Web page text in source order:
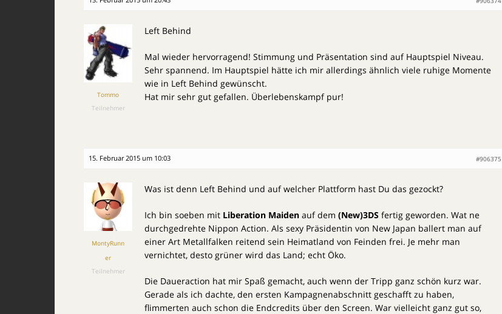
Tommo
Teilnehmer
Left Behind
Mal wieder hervorragend! Stimmung und Präsentation sind auf Hauptspiel Niveau.
Sehr spannend. Im Hauptspiel hätte ich mir allerdings ähnlich viele ruhige Momente
wie in Left Behind gewünscht.
Hat mir sehr gut gefallen. Überlebenskampf pur!
15. Februar 2015 um 10:03 #906375
MontyRunn
er
Teilnehmer
Was ist denn Left Behind und auf welcher Plattform hast Du das gezockt?
Ich bin soeben mit Liberation Maiden auf dem (New)3DS fertig geworden. Wat ne
durchgedrehte Nippon Action. Als sexy Präsidentin von New Japan ballert man auf
einer Art Metallfalken reitend sein Heimatland von Feinden frei. Je mehr man
vernichtet, desto grüner wird das Land; echt Öko.
Die Daueraction hat mir Spaß gemacht, auch wenn der Tripp ganz schön kurz war.
Gerade als ich dachte, den ersten Kampagnenabschnitt geschafft zu haben,
flimmerten auch schon die Endcredits über den Screen. War vielleicht ganz gut so,